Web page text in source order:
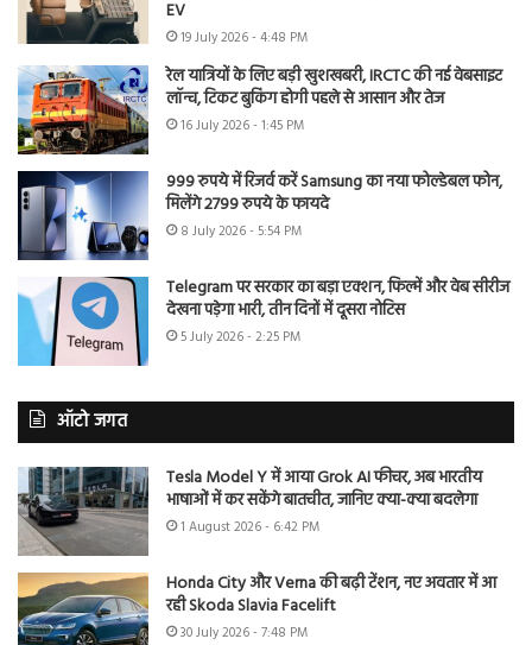
EV
19 July 2026 - 4:48 PM
रेल यात्रियों के लिए बड़ी खुशखबरी, IRCTC की नई वेबसाइट
लॉन्च, टिकट बुकिंग होगी पहले से आसान और तेज
16 July 2026 - 1:45 PM
999 रुपये में रिजर्व करें Samsung का नया फोल्डेबल फोन,
मिलेंगे 2799 रुपये के फायदे
8 July 2026 - 5:54 PM
Telegram पर सरकार का बड़ा एक्शन, फिल्में और वेब सीरीज
देखना पड़ेगा भारी, तीन दिनों में दूसरा नोटिस
5 July 2026 - 2:25 PM
ऑटो जगत
Tesla Model Y में आया Grok AI फीचर, अब भारतीय
भाषाओं में कर सकेंगे बातचीत, जानिए क्या-क्या बदलेगा
1 August 2026 - 6:42 PM
Honda City और Verna की बढ़ी टेंशन, नए अवतार में आ
रही Skoda Slavia Facelift
30 July 2026 - 7:48 PM